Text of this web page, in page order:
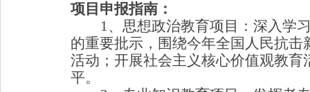
项目申报指南：
1、思想政治教育项目：深入学
的重要批示，围绕今年全国人民抗击
活动；开展社会主义核心价值观教
平。